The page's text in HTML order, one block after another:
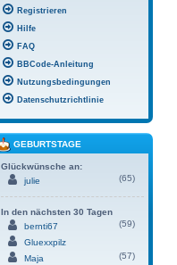
Registrieren
Hilfe
FAQ
BBCode-Anleitung
Nutzungsbedingungen
Datenschutzrichtlinie
GEBURTSTAGE
Glückwünsche an:
julie
(65)
In den nächsten 30 Tagen
bernti67
(59)
Gluexxpilz
Maja
(57)